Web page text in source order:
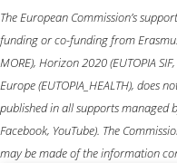
The European Commission’s
funding or co-funding from
MORE), Horizon 2020(EUTOPIA
Europe(EUTOPIA_HEALTH), does
published in all supports managed
Facebook, YouTube). The
may be made of the information